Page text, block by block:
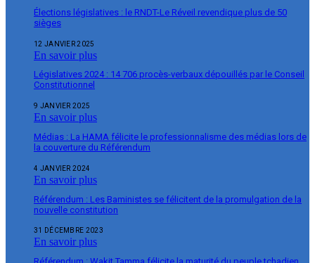
Élections législatives : le RNDT-Le Réveil revendique plus de 50
sièges
12 JANVIER 2025
En savoir plus
Législatives 2024 : 14 706 procès-verbaux dépouillés par le Conseil
Constitutionnel
9 JANVIER 2025
En savoir plus
Médias : La HAMA félicite le professionnalisme des médias lors de
la couverture du Référendum
4 JANVIER 2024
En savoir plus
Référendum : Les Baministes se félicitent de la promulgation de la
nouvelle constitution
31 DÉCEMBRE 2023
En savoir plus